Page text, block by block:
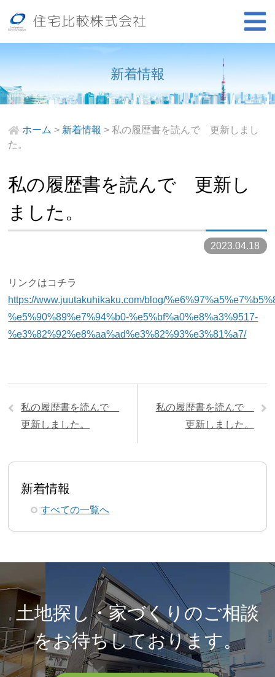
新着情報
ホーム > 新着情報 > 私の履歴書を読んで 更新しまし
た。
私の履歴書を読んで 更新し
ました。
2023.04.18
リンクはコチラ
https://www.juutakuhikaku.com/blog/
%e5%90%89%e7%94%b0-%e5%bf%a0%e8%a3%9517-
%e3%82%92%e8%aa%ad%e3%82%93%e3%81%a7/
私の履歴書を読んで
更新しました。
私の履歴書を読んで
更新しました。
新着情報
すべての一覧へ
土地探し・家づくりのご相談
をお待ちしております。